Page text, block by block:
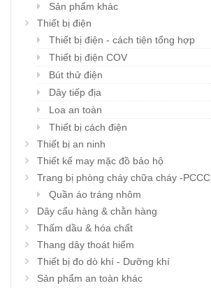
Sản phẩm khác
Thiết bị điện
Thiết bị điện - cách tiện tổng hợp
Thiết bị điện COV
Bút thử điện
Dây tiếp địa
Loa an toàn
Thiết bị cách điện
Thiết bị an ninh
Thiết kế may mặc đồ bảo hộ
Trang bị phòng cháy chữa cháy -PCCC
Quần áo tráng nhôm
Dây cẩu hàng & chằn hàng
Thấm dầu & hóa chất
Thang dây thoát hiểm
Thiết bị đo dò khí - Dưỡng khí
Sản phẩm an toàn khác